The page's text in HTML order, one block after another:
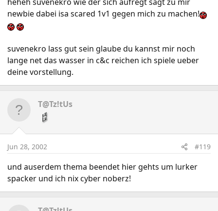
newbie dabei isa scared 1v1 gegen mich zu machen!
suvenekro lass gut sein glaube du kannst mir noch
lange net das wasser in c&c reichen ich spiele ueber
deine vorstellung.
T@Tz!tUs
Jun 28, 2002 #119
und auserdem thema beendet hier gehts um lurker
spacker und ich nix cyber noberz!